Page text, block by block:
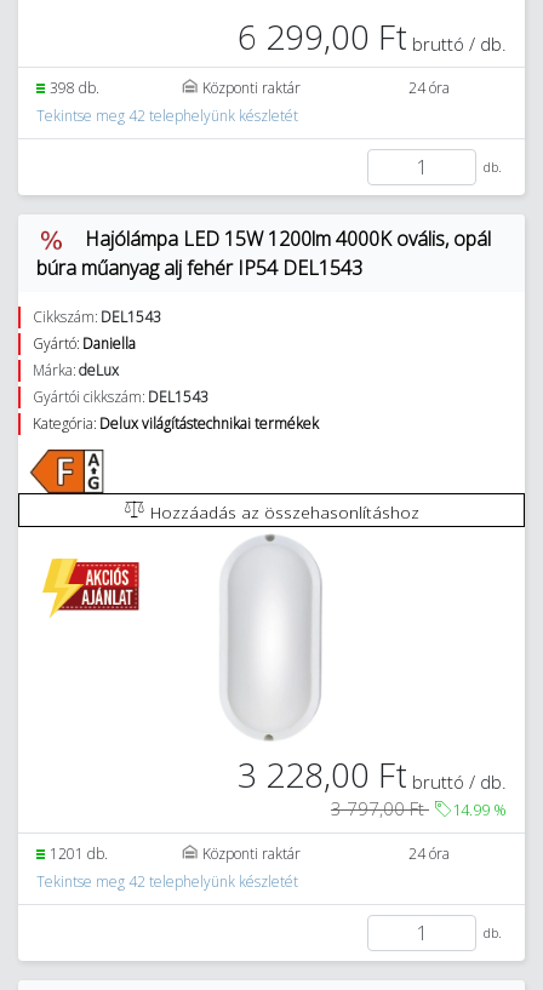
6 299,00 Ft bruttó / db.
398 db. Központi raktár
24 óra
Tekintse meg 42 telephelyünk készletét
db.
Hajólámpa LED 15W 1200lm 4000K ovális, opál
búra műanyag alj fehér IP54 DEL1543
Cikkszám: DEL1543
Gyártó: Daniella
Márka:deLux
Gyártói cikkszám: DEL1543
Kategória: Delux világítástechnikai termékek
Hozzáadás az összehasonlításhoz
3 228,00 Ft bruttó / db.
3 797,00 Ft
14.99 %
1201 db. Központi raktár
24 óra
Tekintse meg 42 telephelyünk készletét
db.